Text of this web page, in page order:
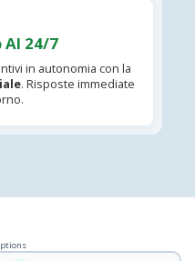
AI 24/7
in autonomia con la
. Risposte immediate